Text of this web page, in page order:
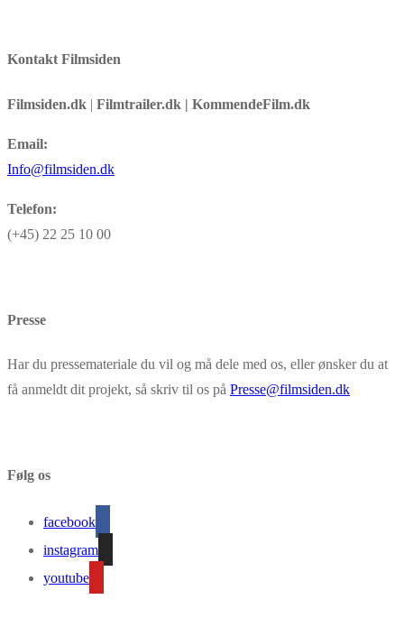
Kontakt Filmsiden
Filmsiden.dk | Filmtrailer.dk | KommendeFilm.dk
Email:
Info@filmsiden.dk
Telefon:
(+45) 22 25 10 00
Presse
Har du pressemateriale du vil og må dele med os, eller ønsker du at
få anmeldt dit projekt, så skriv til os på Presse@filmsiden.dk
Følg os
facebook
instagram
youtube